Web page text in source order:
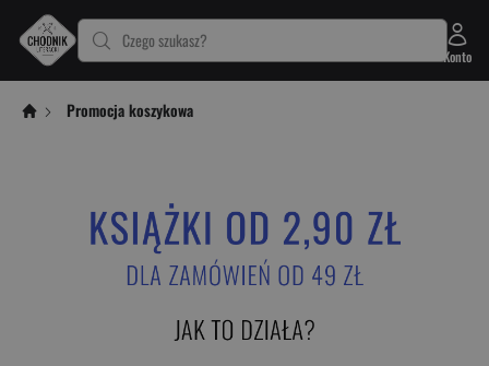
Czego szukasz?
Konto
Promocja koszykowa